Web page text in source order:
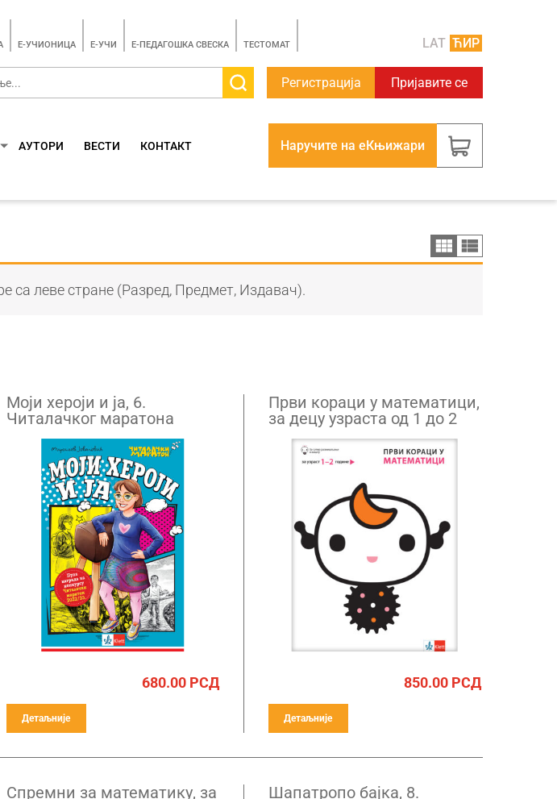
E-УЧИОНИЦА E-УЧИ Е-ПЕДАГОШКА СВЕСКА TЕСТОМАТ LAT ЋИР
Регистрација Пријавите се
АУТОРИ ВЕСТИ КОНТАКТ Наручите на еКњижари
са леве стране (Разред, Предмет, Издавач).
Моји хероји и ја, 6.
Читалачког маратона
680.00РСД
Детаљније
Први кораци у математици,
за децу узраста од 1 до 2
године
850.00РСД
Детаљније
Спремни за математику, за
Шапатропо бајка, 8.